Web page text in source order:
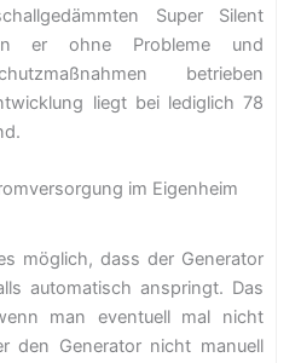
Super Silent
er ohne Probleme und
betrieben
liegt bei lediglich 78
im Eigenheim
möglich, dass der Generator
automatisch anspringt. Das
man eventuell mal nicht
den Generator nicht manuell